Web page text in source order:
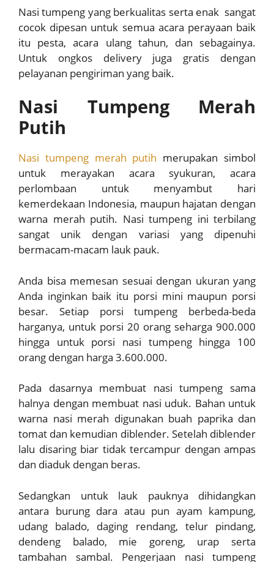
Nasi tumpeng yang berkualitas serta enak sangat
cocok dipesan untuk semua acara perayaan baik
itu pesta, acara ulang tahun, dan sebagainya.
Untuk ongkos delivery juga gratis dengan
pelayanan pengiriman yang baik.
Nasi Tumpeng Merah
Putih
Nasi tumpeng merah putih merupakan simbol
untuk merayakan acara syukuran, acara
perlombaan untuk menyambut hari
kemerdekaan Indonesia, maupun hajatan dengan
warna merah putih. Nasi tumpeng ini terbilang
sangat unik dengan variasi yang dipenuhi
bermacam-macam lauk pauk.
Anda bisa memesan sesuai dengan ukuran yang
Anda inginkan baik itu porsi mini maupun porsi
besar. Setiap porsi tumpeng berbeda-beda
harganya, untuk porsi 20 orang seharga 900.000
hingga untuk porsi nasi tumpeng hingga 100
orang dengan harga 3.600.000.
Pada dasarnya membuat nasi tumpeng sama
halnya dengan membuat nasi uduk. Bahan untuk
warna nasi merah digunakan buah paprika dan
tomat dan kemudian diblender. Setelah diblender
lalu disaring biar tidak tercampur dengan ampas
dan diaduk dengan beras.
Sedangkan untuk lauk pauknya dihidangkan
antara burung dara atau pun ayam kampung,
udang balado, daging rendang, telur pindang,
dendeng balado, mie goreng, urap serta
tambahan sambal. Pengerjaan nasi tumpeng